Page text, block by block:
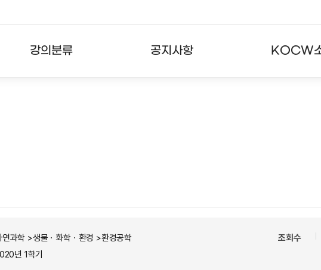
강의분류 공지사항 KOCW
연과학 >생물ㆍ화학ㆍ환경 >환경공학
년 1학기
조회수